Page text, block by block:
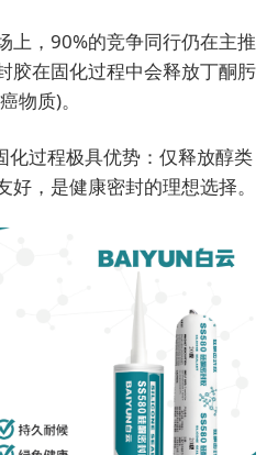
上，90%的竞争同行仍在主推
胶在固化过程中会释放丁酮肟
物质)。
化过程极具优势：仅释放醇类
，是健康密封的理想选择。